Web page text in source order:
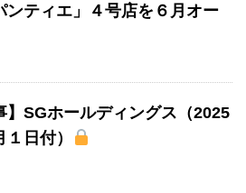
ンティエ」４号店を６月オー
】SGホールディングス（2025
日付）